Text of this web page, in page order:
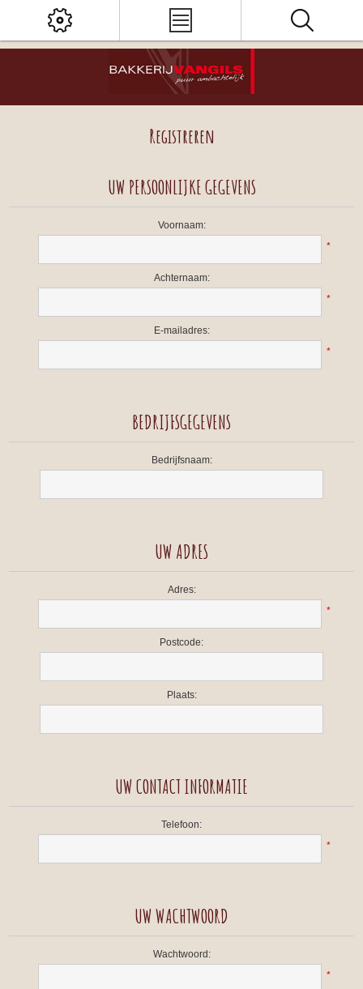
Registreren
UW PERSOONLIJKE GEGEVENS
Voornaam:
*
Achternaam:
*
E-mailadres:
*
BEDRIJFSGEGEVENS
Bedrijfsnaam:
UW ADRES
Adres:
*
Postcode:
Plaats:
UW CONTACT INFORMATIE
Telefoon:
*
UW WACHTWOORD
Wachtwoord:
*